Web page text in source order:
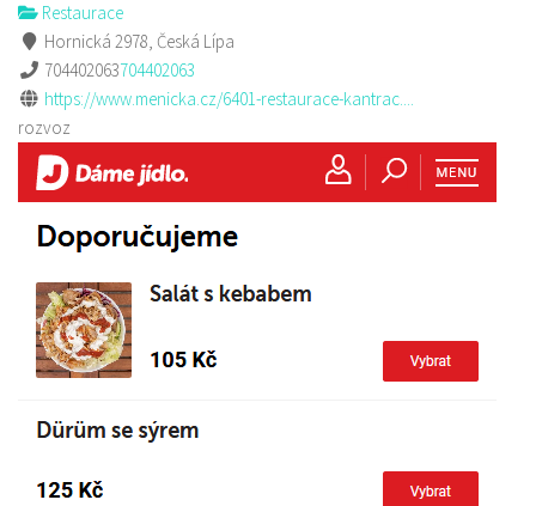
Restaurace
Hornická 2978, Česká Lípa
704402063704402063
https://www.menicka.cz/6401-restaurace-kantrac....
rozvoz